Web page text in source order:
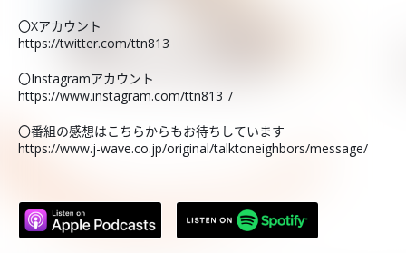
〇Xアカウント
https://twitter.com/ttn813
〇Instagramアカウント
https://www.instagram.com/ttn813_/
〇番組の感想はこちらからもお待ちしています
https://www.j-wave.co.jp/original/talktoneighbors/message/